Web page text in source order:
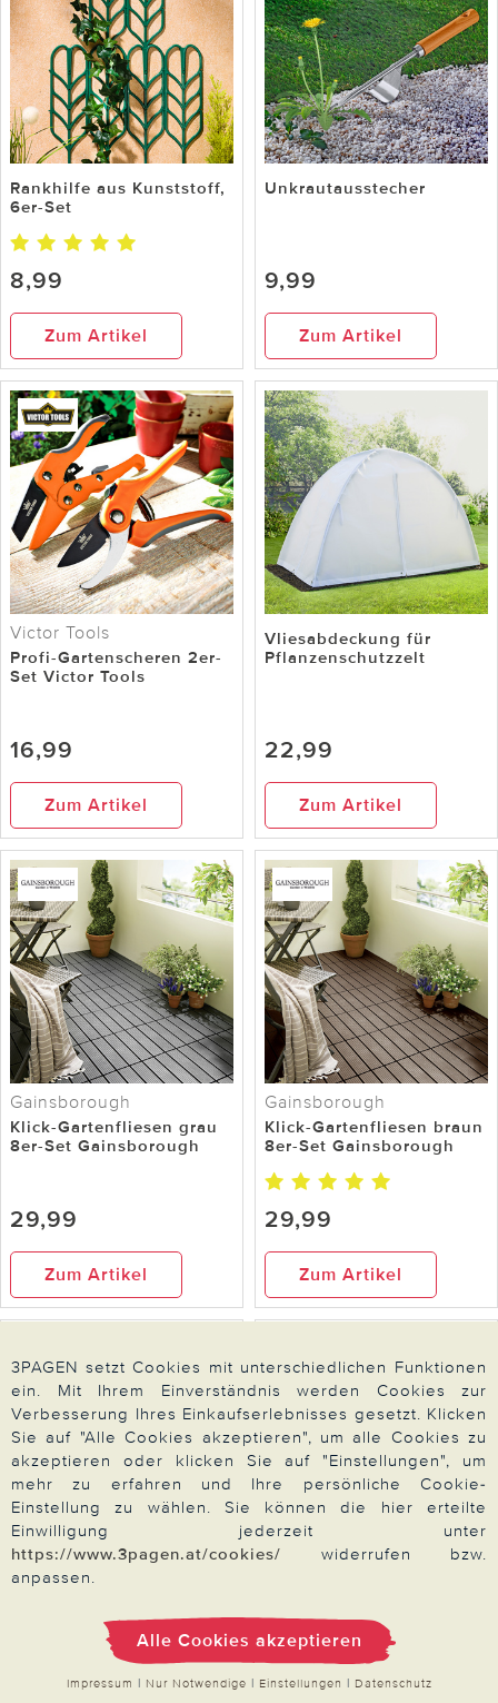
Rankhilfe aus Kunststoff,
6er-Set
8,99
Zum Artikel
Unkrautausstecher
9,99
Zum Artikel
Victor Tools
Profi-Gartenscheren 2er-
Set Victor Tools
16,99
Zum Artikel
Vliesabdeckung für
Pflanzenschutzzelt
22,99
Zum Artikel
Gainsborough
Klick-Gartenfliesen grau
8er-Set Gainsborough
29,99
Zum Artikel
Gainsborough
Klick-Gartenfliesen braun
8er-Set Gainsborough
29,99
Zum Artikel
Farbsprühsystem Victor
44,99
Victor Tools
139,00
3PAGEN setzt Cookies mit unterschiedlichen Funktionen
ein. Mit Ihrem Einverständnis werden Cookies zur
Verbesserung Ihres Einkaufserlebnisses gesetzt. Klicken
Sie auf "Alle Cookies akzeptieren", um alle Cookies zu
akzeptieren oder klicken Sie auf "Einstellungen", um
mehr zu erfahren und Ihre persönliche Cookie-
Einstellung zu wählen. Sie können die hier erteilte
Einwilligung jederzeit unter
https://www.3pagen.at/cookies/ widerrufen bzw.
anpassen.
Alle Cookies akzeptieren
Impressum | Nur Notwendige | Einstellungen | Datenschutz